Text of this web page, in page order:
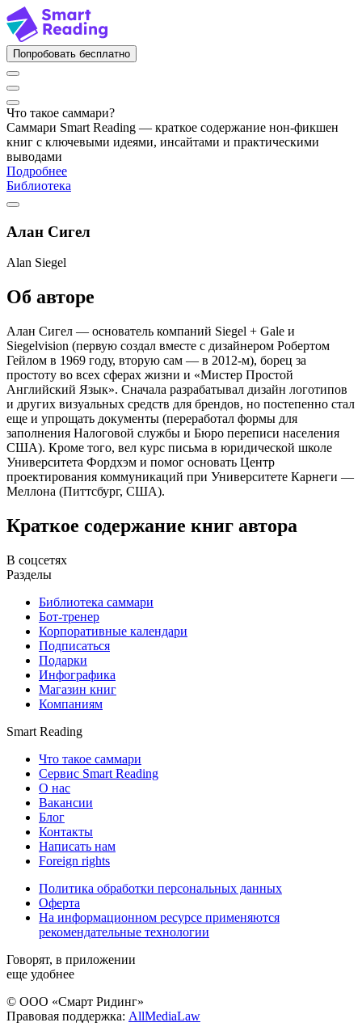
Попробовать бесплатно
Что такое саммари?
Саммари Smart Reading — краткое содержание нон-фикшен
книг с ключевыми идеями, инсайтами и практическими
выводами
Подробнее
Библиотека
Алан Сигел
Alan Siegel
Об авторе
Алан Сигел — основатель компаний Siegel + Gale и
Siegelvision (первую создал вместе с дизайнером Робертом
Гейлом в 1969 году, вторую сам — в 2012-м), борец за
простоту во всех сферах жизни и «Мистер Простой
Английский Язык». Сначала разрабатывал дизайн логотипов
и других визуальных средств для брендов, но постепенно стал
еще и упрощать документы (переработал формы для
заполнения Налоговой службы и Бюро переписи населения
США). Кроме того, вел курс письма в юридической школе
Университета Фордхэм и помог основать Центр
проектирования коммуникаций при Университете Карнеги —
Меллона (Питтсбург, США).
Краткое содержание книг автора
В соцсетях
Разделы
Библиотека саммари
Бот-тренер
Корпоративные календари
Подписаться
Подарки
Инфографика
Магазин книг
Компаниям
Smart Reading
Что такое саммари
Сервис Smart Reading
О нас
Вакансии
Блог
Контакты
Написать нам
Foreign rights
Политика обработки персональных данных
Оферта
На информационном ресурсе применяются
рекомендательные технологии
Говорят, в приложении
еще удобнее
© ООО «Смарт Ридинг»
Правовая поддержка: AllMediaLaw